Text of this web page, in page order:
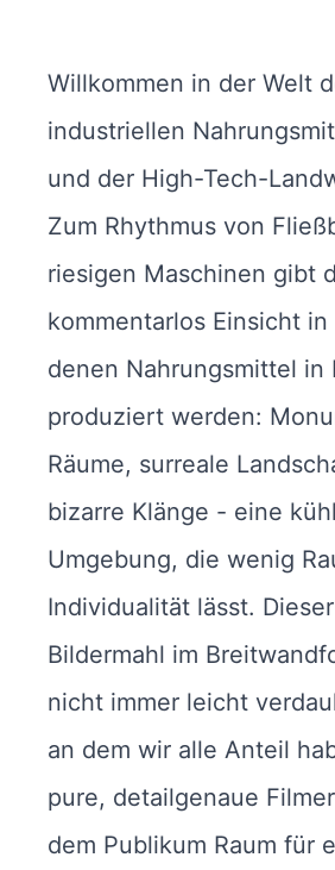
Willkommen in der Welt
industriellen
und der High-Tech-
Zum Rhythmus von
riesigen Maschinen gibt
kommentarlos Einsicht
denen Nahrungsmittel in
produziert werden:
Räume, surreale
bizarre Klänge - eine
Umgebung, die wenig
Individualität lässt.
Bildermahl im
nicht immer leicht
an dem wir alle Anteil
pure, detailgenaue
dem Publikum Raum für